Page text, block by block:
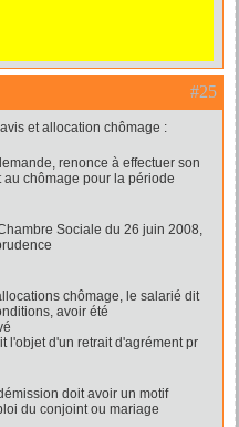
#25
et allocation chômage :
renonce à effectuer son
au chômage pour la période
Sociale du 26 juin 2008,
chômage, le salarié dit
avoir été
l'objet d'un retrait d'agrément pr
doit avoir un motif
du conjoint ou mariage